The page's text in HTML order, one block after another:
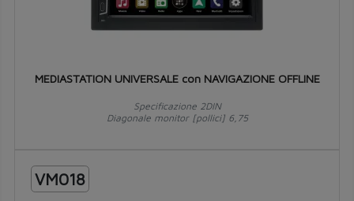
MEDIASTATION UNIVERSALE con NAVIGAZIONE OFFLINE
Specificazione 2DIN
Diagonale monitor [pollici] 6,75
VM018